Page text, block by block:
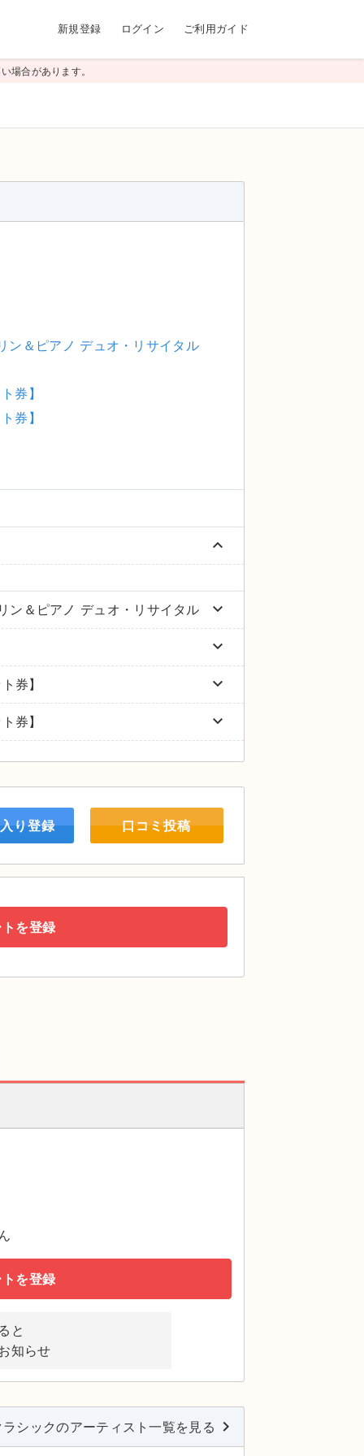
新規登録 ログイン ご利用ガイド
場合があります。
ン＆ピアノ デュオ・リサイタル
券】
券】
keyboard_arrow_up
ン＆ピアノ デュオ・リサイタル keyboard_arrow_down
keyboard_arrow_down
券】 keyboard_arrow_down
券】 keyboard_arrow_down
り登録 口コミ投稿
を登録
を登録
と
知らせ
ラシックのアーティスト一覧を見る keyboard_arrow_right